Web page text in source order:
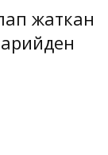
жаткан